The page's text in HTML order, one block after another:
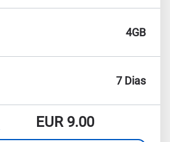
4GB
7 Dias
EUR9.00